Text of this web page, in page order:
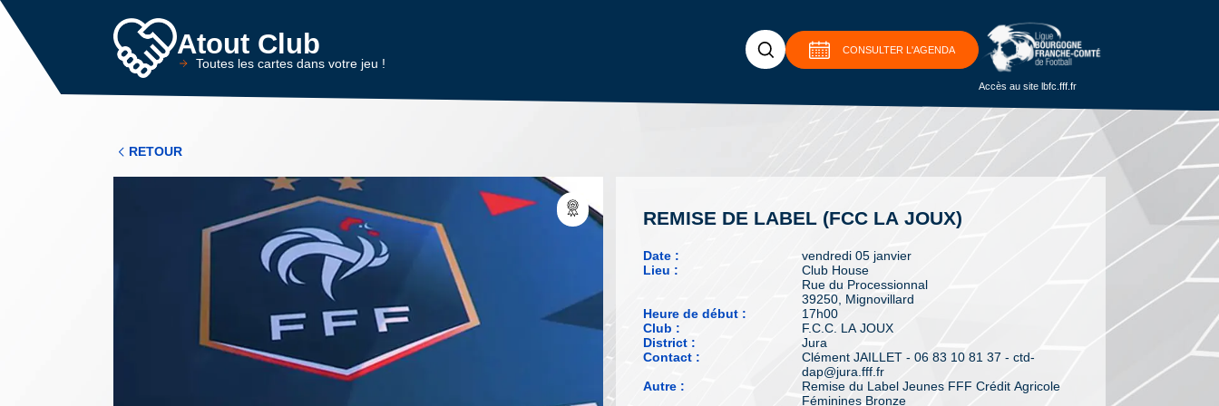
Atout Club
Toutes les cartes dans votre jeu !
CONSULTER L'AGENDA
Accès au site lbfc.fff.fr
RETOUR
REMISE DE LABEL (FCC LA JOUX)
Date :
vendredi 05 janvier
Lieu :
Club House
Rue du Processionnal
39250, Mignovillard
Heure de début :
17h00
Club :
F.C.C. LA JOUX
District :
Jura
Contact :
Clément JAILLET - 06 83 10 81 37 - ctd-
dap@jura.fff.fr
Autre :
Remise du Label Jeunes FFF Crédit Agricole
Féminines Bronze